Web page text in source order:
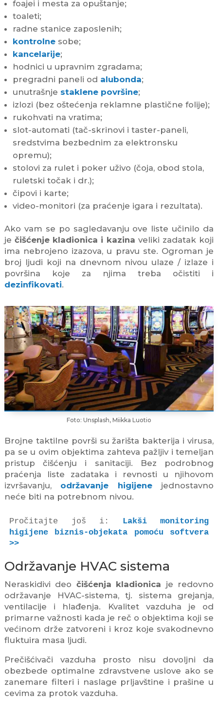
foajei i mesta za opuštanje;
toaleti;
radne stanice zaposlenih;
kontrolnesobe;
kancelarije;
hodnici u upravnim zgradama;
pregradni paneli od alubonda;
unutrašnje staklene površine;
izlozi (bez oštećenja reklamne plastične folije);
rukohvati na vratima;
slot-automati (tač-skrinovi i taster-paneli,
sredstvima bezbednim za elektronsku
opremu);
stolovi za rulet i poker uživo (čoja, obod stola,
ruletski točak i dr.);
čipovi i karte;
video-monitori (za praćenje igara i rezultata).
Ako vam se po sagledavanju ove liste učinilo da
je čišćenje kladionica i kazina veliki zadatak koji
ima nebrojeno izazova, u pravu ste. Ogroman je
broj ljudi koji na dnevnom nivou ulaze / izlaze i
površina koje za njima treba očistiti i
dezinfikovati.
Foto: Unsplash, Miikka Luotio
Brojne taktilne površi su žarišta bakterija i virusa,
pa se u ovim objektima zahteva pažljiv i temeljan
pristup čišćenju i sanitaciji. Bez podrobnog
praćenja liste zadataka i revnosti u njihovom
izvršavanju, održavanje higijenejednostavno
neće biti na potrebnom nivou.
Pročitajte još i: Lakši monitoring
higijene biznis-objekata pomoću softvera
>>
Održavanje HVAC sistema
Neraskidivi deo čišćenja kladionica je redovno
održavanje HVAC-sistema, tj. sistema grejanja,
ventilacije i hlađenja. Kvalitet vazduha je od
primarne važnosti kada je reč o objektima koji se
većinom drže zatvoreni i kroz koje svakodnevno
fluktuira masa ljudi.
Prečišćivači vazduha prosto nisu dovoljni da
obezbede optimalne zdravstvene uslove ako se
zanemare filteri i naslage prljavštine i prašine u
cevima za protok vazduha.